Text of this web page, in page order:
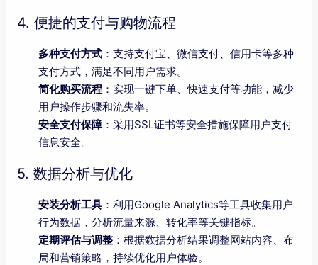
4. 便捷的支付与购物流程
多种支付方式：支持支付宝、微信支付、信用卡等多种
支付方式，满足不同用户需求。
简化购买流程：实现一键下单、快速支付等功能，减少
用户操作步骤和流失率。
安全支付保障：采用SSL证书等安全措施保障用户支付
信息安全。
5. 数据分析与优化
安装分析工具：利用Google Analytics等工具收集用户
行为数据，分析流量来源、转化率等关键指标。
定期评估与调整：根据数据分析结果调整网站内容、布
局和营销策略，持续优化用户体验。